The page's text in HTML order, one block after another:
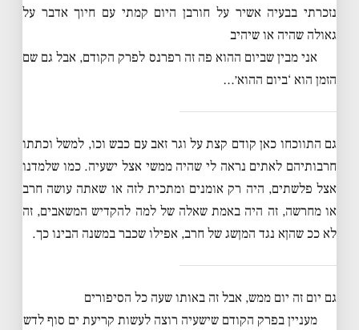
נזכרתי בבעיה אשיר על חורבן היום קמתי עם חיוך אדבר על
גאולה שהיה או שיהיב
אני מבין שביום ההוא פה זה רפרנס לפרק הקודם, אבל גם שם
הזמן הוא ‘ביום ההוא׳…
גם התווכחו כאן קודם קצת על וגר זאב עם כבש וכו, למשל וכתתו
חרבותיהם לאתים נראה לי שהיה ממשי אצל ישעיה. כמו שלמדנו
אצל פלשתים, היה רק אומנים ומתכית לזה או שאתה עושה חרב
או מחרשה, זה היה באמת שאלה של למה להקדיש המשאבים, זה
לא ככ שהןא נגד המןשג של חרב, אפילו שכבר במשנה הבינו כך.
גם יום זה יום ממש, אבל זה באותו שעה כל הסיפורים
מעניין בפרק הקודם שישעיה רוצה לעשות קריעת ים סוף לדש